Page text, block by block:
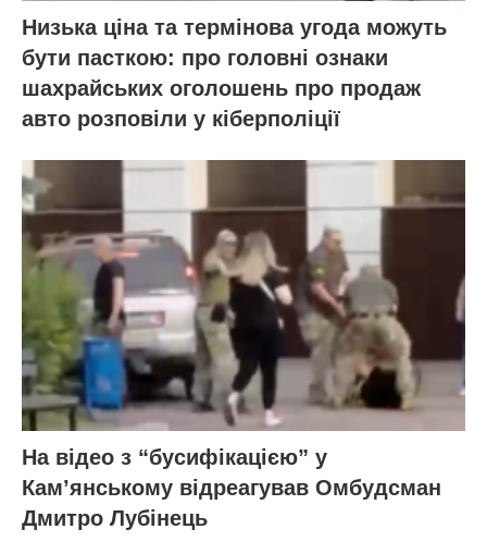
Низька ціна та термінова угода можуть
бути пасткою: про головні ознаки
шахрайських оголошень про продаж
авто розповіли у кіберполіції
На відео з “бусифікацією” у
Кам’янському відреагував Омбудсман
Дмитро Лубінець